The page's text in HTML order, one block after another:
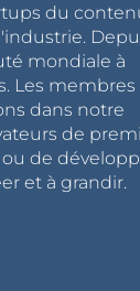
du
mondiale à
Les membres
dans notre
de
de
et à grandir.